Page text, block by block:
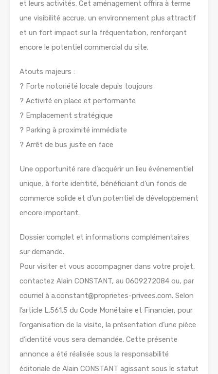
et leurs activités. Cet aménagement offrira à terme
une visibilité accrue, un environnement plus attractif
et un fort impact sur la fréquentation, renforçant
encore le potentiel commercial du site.
Atouts majeurs :
? Forte notoriété locale depuis toujours
? Activité en place et performante
? Emplacement stratégique
? Parking à proximité immédiate
? Arrêt de bus juste en face
Une opportunité rare d’acquérir un lieu événementiel
unique, à forte identité, bénéficiant d’un fonds de
commerce solide et d’un potentiel de développement
encore important.
Dossier complet et informations complémentaires
sur demande.
Pour visiter et vous accompagner dans votre projet,
contactez Alain CONSTANT, au 0609272084 ou, par
courriel à a.constant@proprietes-privees.com. Selon
l’article L.561.5 du Code Monétaire et Financier, pour
l’organisation de la visite, la présentation d’une pièce
d’identité vous sera demandée. Cette présente
annonce a été réalisée sous la responsabilité
éditoriale de Alain CONSTANT agissant sous le statut